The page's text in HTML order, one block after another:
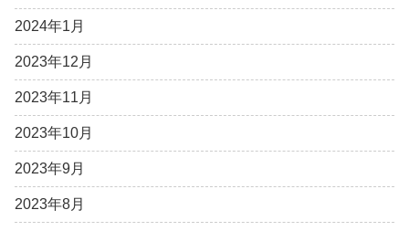
2024年1月
2023年12月
2023年11月
2023年10月
2023年9月
2023年8月